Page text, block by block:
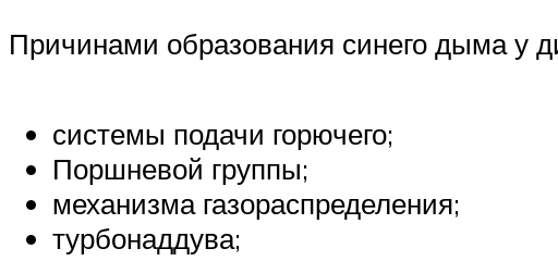
Причинами образования синего дыма у
системы подачи горючего;
Поршневой группы;
механизма газораспределения;
турбонаддува;